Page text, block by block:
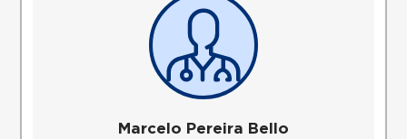
Marcelo Pereira Bello